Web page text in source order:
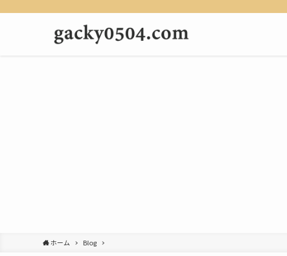
ホーム Blog